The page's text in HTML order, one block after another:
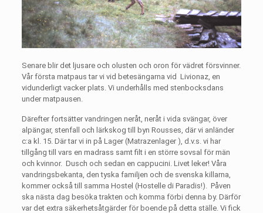
Senare blir det ljusare och olusten och oron för vädret försvinner.
Vår första matpaus tar vi vid betesängarna vid Livionaz, en
vidunderligt vacker plats. Vi underhålls med stenbocksdans
under matpausen.
Därefter fortsätter vandringen neråt, neråt i vida svängar, över
alpängar, stenfall och lärkskog till byn Rousses, där vi anländer
c:a kl. 15. Där tar vi in på Lager (Matrazenlager ), d.v.s. vi har
tillgång till vars en madrass samt filt i en större sovsal för män
och kvinnor. Dusch och sedan en cappucini. Livet leker! Våra
vandringsbekanta, den tyska familjen och de svenska killarna,
kommer också till samma Hostel (Hostelle di Paradis!).
Påven
ska nästa dag besöka trakten och komma förbi denna by. Därför
var det extra säkerhetsåtgärder för boende på detta ställe. Vi fick